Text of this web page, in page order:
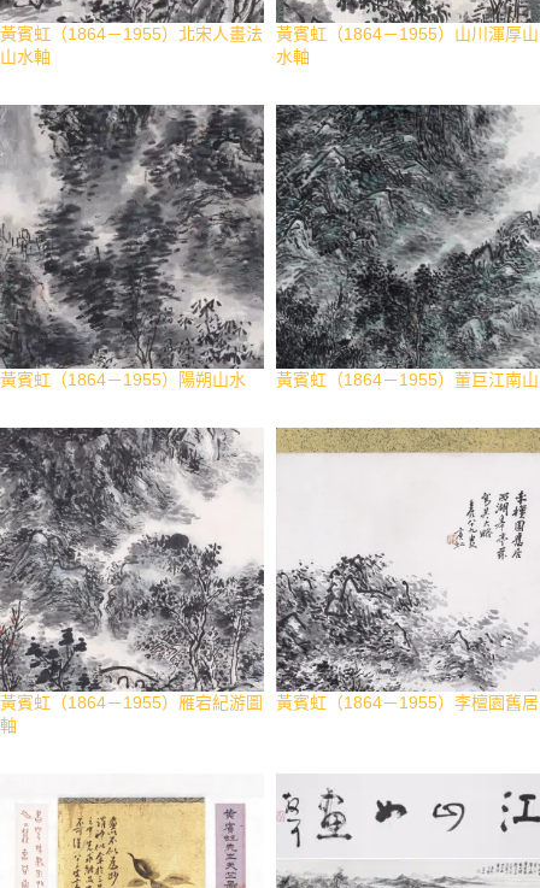
黃賓虹（1864－1955）北宋人畫法
山水軸
黃賓虹（1864－1955）山川渾厚山
水軸
黃賓虹（1864－1955）陽朔山水 黃賓虹（1864－1955）董巨江南山
黃賓虹（1864－1955）雁宕紀游圖
軸
黃賓虹（1864－1955）李檀園舊居